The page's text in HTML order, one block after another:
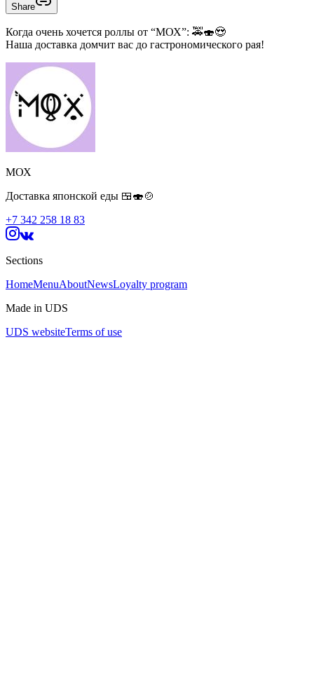
Share
Когда очень хочется роллы от “МОХ”: 🚕🍣😍
Наша доставка домчит вас до гастрономического рая!
МОХ
Доставка японской еды 🍱🍣🍲
+7 342 258 18 83
Sections
HomeMenuAboutNewsLoyalty program
Made in UDS
UDS websiteTerms of use